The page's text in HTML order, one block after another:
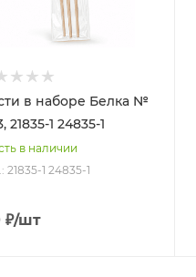
в наборе Белка №
21835-1 24835-1
в наличии
21835-1 24835-1
₽/шт